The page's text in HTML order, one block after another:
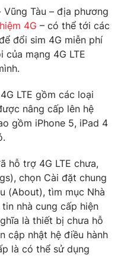
Tàu – địa phương
4G – có thể tới các
đổi sim 4G miễn phí
mạng 4G LTE
LTE gồm các loại
nâng cấp lên hệ
gồm iPhone 5, iPad 4
hỗ trợ 4G LTE chưa,
chọn Cài đặt chung
(About), tìm mục Nhà
nhà cung cấp hiện
là thiết bị chưa hỗ
cập nhật hệ điều hành
là có thể sử dụng